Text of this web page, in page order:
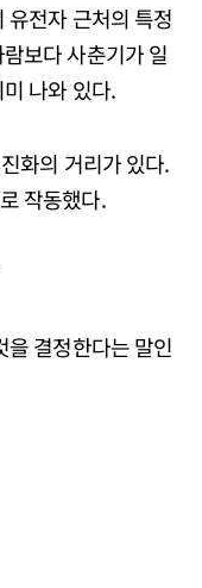
유전자 근처의 특정
보다 사춘기가 일
나와 있다.
화의 거리가 있다.
작동했다.
을 결정한다는 말인